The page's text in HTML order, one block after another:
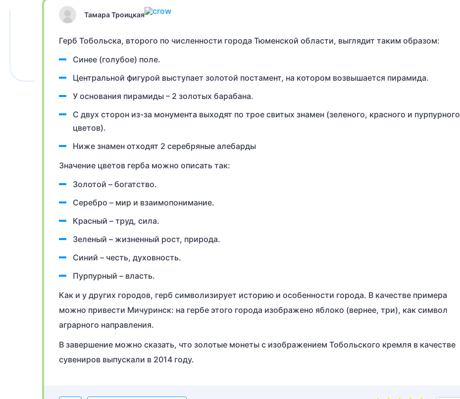
Тамара Троицкая
Герб Тобольска, второго по численности города Тюменской области, выглядит таким образом:
Синее (голубое) поле.
Центральной фигурой выступает золотой постамент, на котором возвышается пирамида.
У основания пирамиды – 2 золотых барабана.
С двух сторон из-за монумента выходят по трое свитых знамен (зеленого, красного и пурпурного
цветов).
Ниже знамен отходят 2 серебряные алебарды
Значение цветов герба можно описать так:
Золотой – богатство.
Серебро – мир и взаимопонимание.
Красный – труд, сила.
Зеленый – жизненный рост, природа.
Синий – честь, духовность.
Пурпурный – власть.
Как и у других городов, герб символизирует историю и особенности города. В качестве примера
можно привести Мичуринск: на гербе этого города изображено яблоко (вернее, три), как символ
аграрного направления.
В завершение можно сказать, что золотые монеты с изображением Тобольского кремля в качестве
сувениров выпускали в 2014 году.